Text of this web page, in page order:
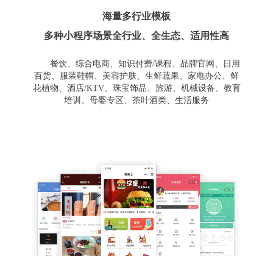
海量多行业模板
多种小程序场景全行业、全生态、适用性高
餐饮、综合电商、知识付费/课程、品牌官网、日用
百货、服装鞋帽、美容护肤、生鲜蔬果、家电办公、鲜
花植物、酒店/KTV、珠宝饰品、旅游、机械设备、教育
培训、母婴专区、茶叶酒类、生活服务